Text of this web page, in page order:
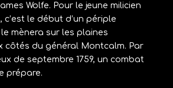
Wolfe. Pour le jeune milicien
c’est le début d’un périple
mènera sur les plaines
côtés du général Montcalm. Par
de septembre 1759, un combat
prépare.